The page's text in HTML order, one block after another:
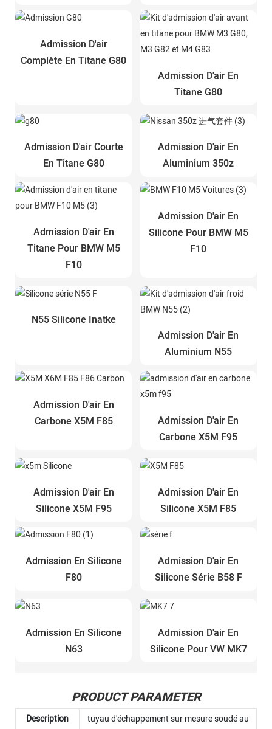
Admission D'air
Complète En Titane G80
Admission D'air En
Titane G80
Admission D'air Courte
En Titane G80
Admission D'air En
Aluminium 350z
Admission D'air En
Titane Pour BMW M5
F10
Admission D'air En
Silicone Pour BMW M5
F10
N55 Silicone Inatke
Admission D'air En
Aluminium N55
Admission D'air En
Carbone X5M F85
Admission D'air En
Carbone X5M F95
Admission D'air En
Silicone X5M F95
Admission D'air En
Silicone X5M F85
Admission En Silicone
F80
Admission D'air En
Silicone Série B58 F
Admission En Silicone
N63
Admission D'air En
Silicone Pour VW MK7
PRODUCT PARAMETER
Description
tuyau d'échappement sur mesure soudé au